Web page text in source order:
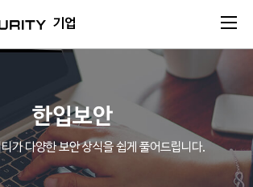
기업
한입보안
가 다양한 보안 상식을 쉽게 풀어드립니다.